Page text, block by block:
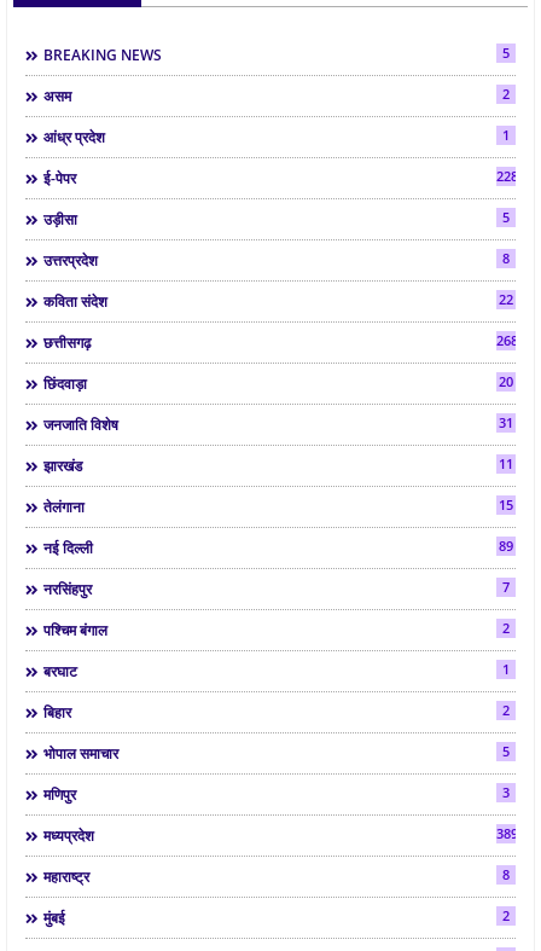
BREAKING NEWS 5
असम 2
आंध्र प्रदेश 1
ई-पेपर 2286
उड़ीसा 5
उत्तरप्रदेश 8
कविता संदेश 22
छत्तीसगढ़ 268
छिंदवाड़ा 20
जनजाति विशेष 31
झारखंड 11
तेलंगाना 15
नई दिल्ली 89
नरसिंहपुर 7
पश्चिम बंगाल 2
बरघाट 1
बिहार 2
भोपाल समाचार 5
मणिपुर 3
मध्यप्रदेश 3892
महाराष्ट्र 8
मुंबई 2